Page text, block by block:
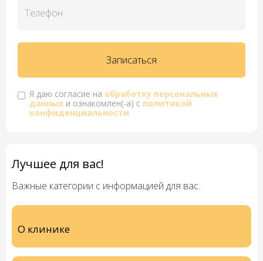
Я даю согласие на обработку персональных
данных и ознакомлен(-а) с политикой
конфиденциальности
Лучшее для вас!
Важные категории с информацией для вас.
О клинике